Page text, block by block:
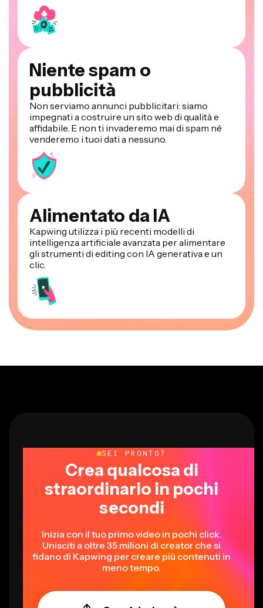
Niente spam o
pubblicità
Non serviamo annunci pubblicitari: siamo
impegnati a costruire un sito web di qualità e
affidabile. E non ti invaderemo mai di spam né
venderemo i tuoi dati a nessuno.
Alimentato da IA
Kapwing utilizza i più recenti modelli di
intelligenza artificiale avanzata per alimentare
gli strumenti di editing con IA generativa e un
clic.
SEI PRONTO?
Crea qualcosa di
straordinario in pochi
secondi
Inizia con il tuo primo video in pochi click.
Unisciti a oltre 35 milioni di creator che si
fidano di Kapwing per creare più contenuti in
meno tempo.